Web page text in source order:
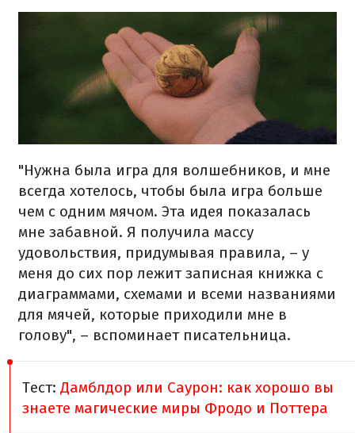
"Нужна была игра для волшебников, и мне
всегда хотелось, чтобы была игра больше
чем с одним мячом. Эта идея показалась
мне забавной. Я получила массу
удовольствия, придумывая правила, – у
меня до сих пор лежит записная книжка с
диаграммами, схемами и всеми названиями
для мячей, которые приходили мне в
голову", – вспоминает писательница.
Тест: Дамблдор или Саурон: как хорошо вы
знаете магические миры Фродо и Поттера